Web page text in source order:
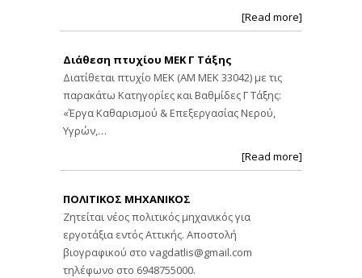
[Read more]
Διάθεση πτυχίου ΜΕΚ Γ Τάξης
Διατίθεται πτυχίο ΜΕΚ (ΑΜ ΜΕΚ 33042) με τις
παρακάτω Κατηγορίες και Βαθμίδες Γ Τάξης:
«Έργα Καθαρισμού & Επεξεργασίας Νερού,
Υγρών,…
[Read more]
ΠΟΛΙΤΙΚΟΣ ΜΗΧΑΝΙΚΟΣ
Ζητείται νέος πολιτικός μηχανικός για
εργοτάξια εντός Αττικής. Αποστολή
βιογραφικού στο vagdatlis@gmail.com
τηλέφωνο στο 6948755000.